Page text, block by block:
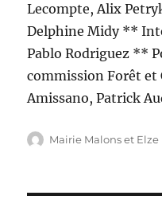
Lecompte, Alix
Delphine Midy **
Pablo Rodriguez **
commission Forêt et
Amissano, Patrick
Auteur
Mairie Malons et Elze